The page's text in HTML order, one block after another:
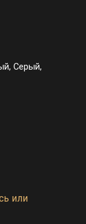
Серый,
или